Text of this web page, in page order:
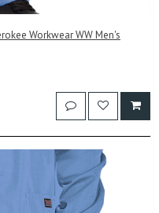
Workwear WW Men's